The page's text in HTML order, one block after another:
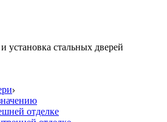
установка стальных дверей
отделке